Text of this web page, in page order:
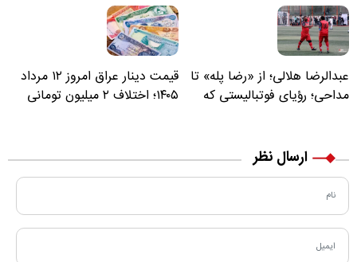
عبدالرضا هلالی؛ از «رضا پله» تا
مداحی؛ رؤیای فوتبالیستی که
قیمت دینار عراق امروز ۱۲ مرداد
۱۴۰۵؛ اختلاف ۲ میلیون تومانی
ارسال نظر